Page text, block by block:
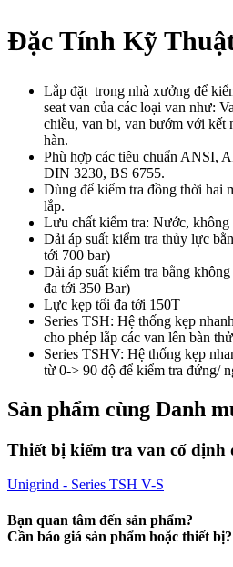
Đặc Tính Kỹ
Lắp đặt trong nhà xưởng để
seat van của các loại van như:
chiều, van bi, van bướm với kết
hàn.
Phù hợp các tiêu chuẩn ANSI,
DIN 3230, BS 6755.
Dùng để kiểm tra đồng thời hai
lắp.
Lưu chất kiểm tra: Nước,
Dải áp suất kiểm tra thủy lực
tới 700 bar)
Dải áp suất kiểm tra bằng
đa tới 350 Bar)
Lực kẹp tối đa tới 150T
Series TSH: Hệ thống kẹp
cho phép lắp các van lên bàn
Series TSHV: Hệ thống kẹp
từ 0-> 90 độ để kiểm tra đứng/
Sản phẩm cùng Danh
Thiết bị kiểm tra van cố định
Unigrind - Series TSH V-S
Bạn quan tâm đến sản phẩm?
Cần báo giá sản phẩm hoặc thiết bị?